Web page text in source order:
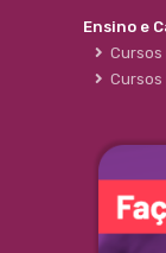
Ensino e
Cursos
Cursos